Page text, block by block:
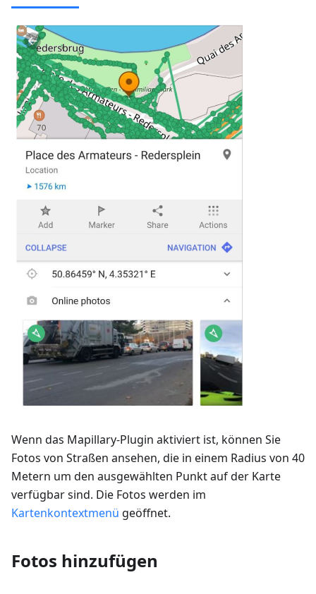
Wenn das Mapillary-Plugin aktiviert ist, können Sie
Fotos von Straßen ansehen, die in einem Radius von 40
Metern um den ausgewählten Punkt auf der Karte
verfügbar sind. Die Fotos werden im
Kartenkontextmenü geöffnet.
Fotos hinzufügen